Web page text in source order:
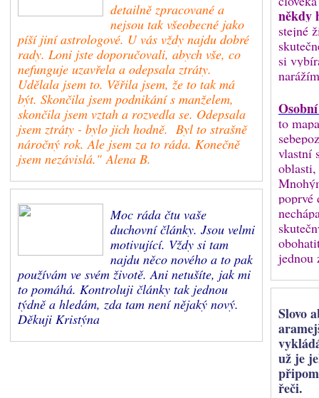
detailně zpracované a
nejsou tak všeobecné jako
píší jiní astrologové. U vás vždy najdu dobré
rady. Loni jste doporučovali, abych vše, co
nefunguje uzavřela a odepsala ztráty.
Udělala jsem to. Věřila jsem, že to tak má
být. Skončila jsem podnikání s manželem,
skončila jsem vztah a rozvedla se. Odepsala
jsem ztráty - bylo jich hodně. Byl to strašně
náročný rok. Ale jsem za to ráda. Konečně
jsem nezávislá." Alena B.
Moc ráda čtu vaše
duchovní články. Jsou velmi
motivující. Vždy si tam
najdu něco nového a to pak
používám ve svém životě. Ani netušíte, jak mi
to pomáhá. Kontroluji články tak jednou
týdně a hledám, zda tam není nějaký nový.
Děkuji Kristýna
někdy
stejné
si
to
vlastní
poprvé
jednou
Slovo
už je
řeči.